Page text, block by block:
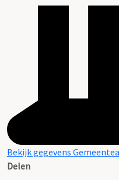
Bekijk gegevens
Delen